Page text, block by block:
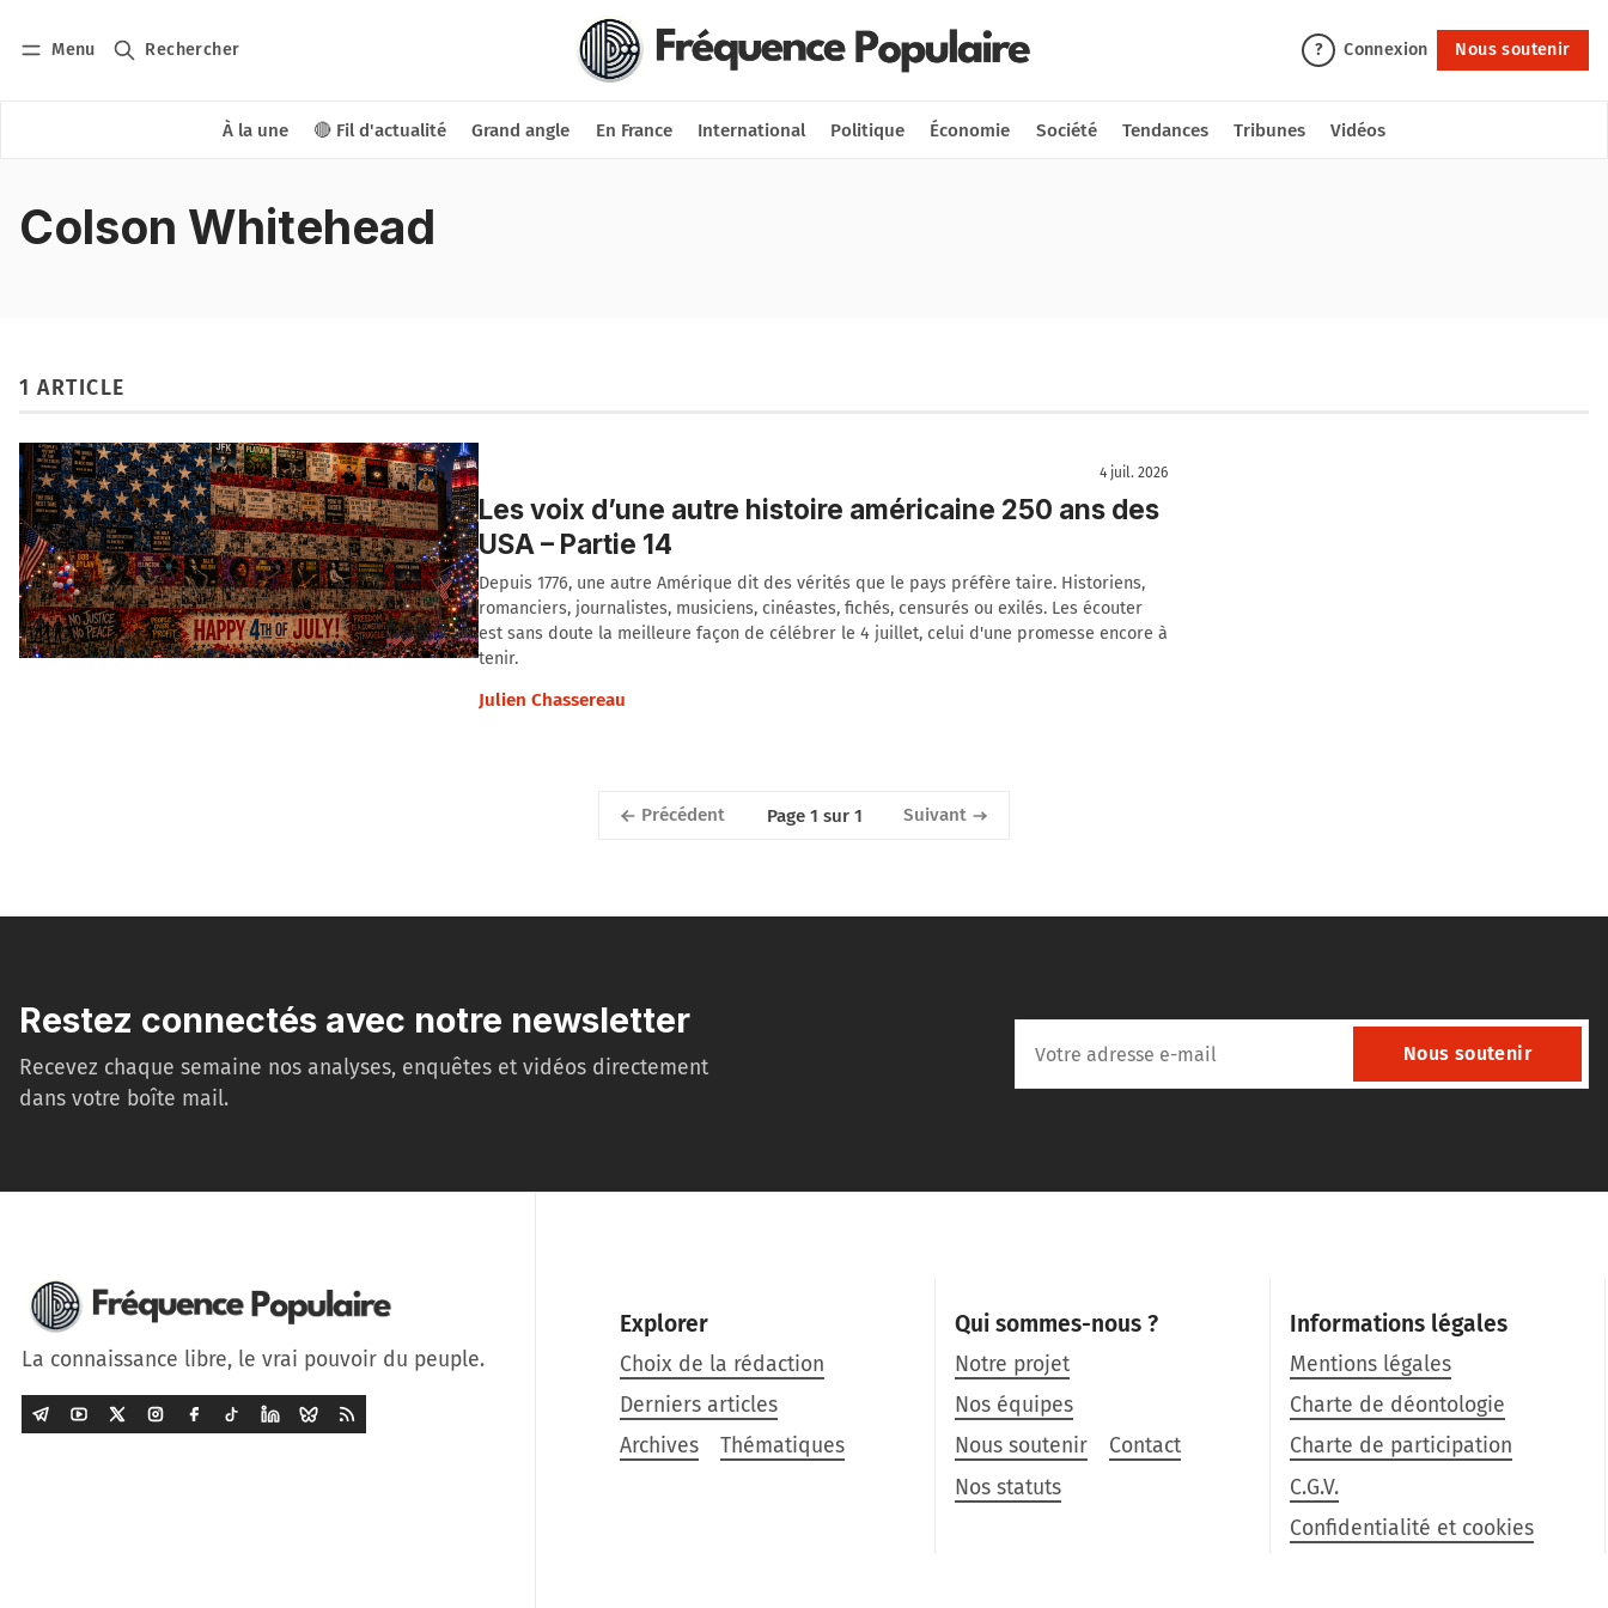
Menu Rechercher ? Connexion Nous soutenir
À la une 🔴 Fil d'actualité Grand angle En France International Politique Économie Société Tendances Tribunes Vidéos
Nous soutenir
Colson Whitehead
1 ARTICLE
4 juil. 2026
Les voix d’une autre histoire américaine 250 ans des
USA – Partie 14
Depuis 1776, une autre Amérique dit des vérités que le pays préfère taire. Historiens,
romanciers, journalistes, musiciens, cinéastes, fichés, censurés ou exilés. Les écouter
est sans doute la meilleure façon de célébrer le 4 juillet, celui d'une promesse encore à
tenir.
Julien Chassereau
Précédent Page 1 sur 1 Suivant
Restez connectés avec notre newsletter
Recevez chaque semaine nos analyses, enquêtes et vidéos directement
dans votre boîte mail.
Nous soutenir
La connaissance libre, le vrai pouvoir du peuple.
Explorer
Choix de la rédaction
Derniers articles
Archives
Thématiques
Qui sommes-nous ?
Notre projet
Nos équipes
Nous soutenir
Contact
Nos statuts
Informations légales
Mentions légales
Charte de déontologie
Charte de participation
C.G.V.
Confidentialité et cookies